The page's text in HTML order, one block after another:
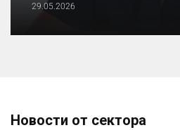
29.05.2026
Новости от сектора